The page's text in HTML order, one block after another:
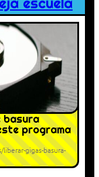
basura
programa
gigas-basura-